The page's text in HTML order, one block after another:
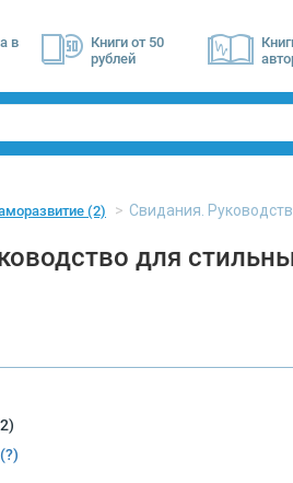
в
Книги от 50
рублей
(2) Свидания.
для
(?)